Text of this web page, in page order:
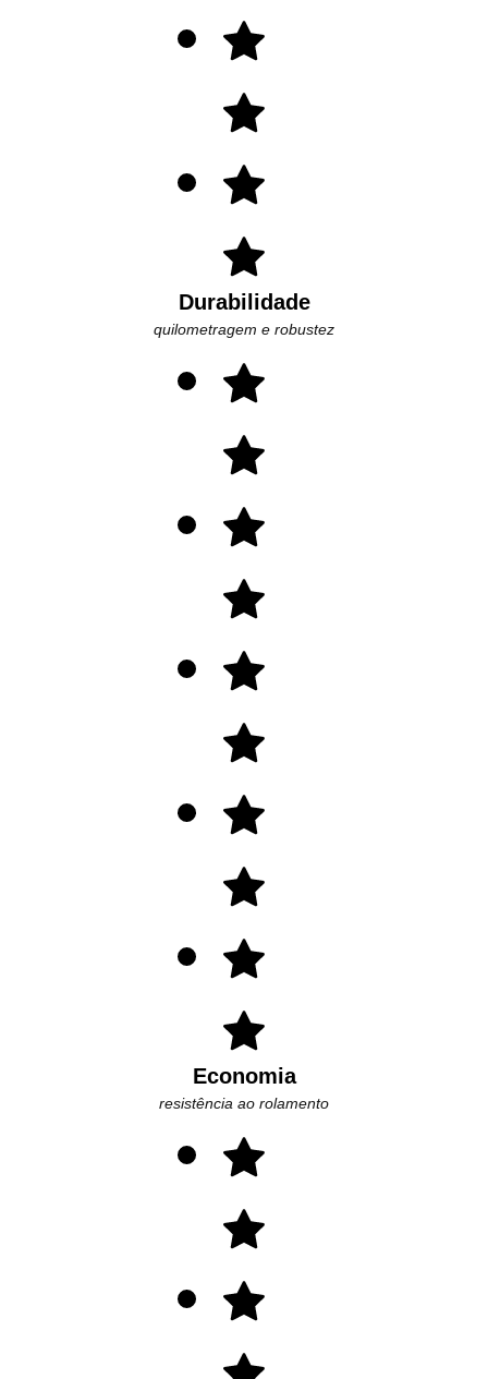
Durabilidade
quilometragem e robustez
Economia
resistência ao rolamento